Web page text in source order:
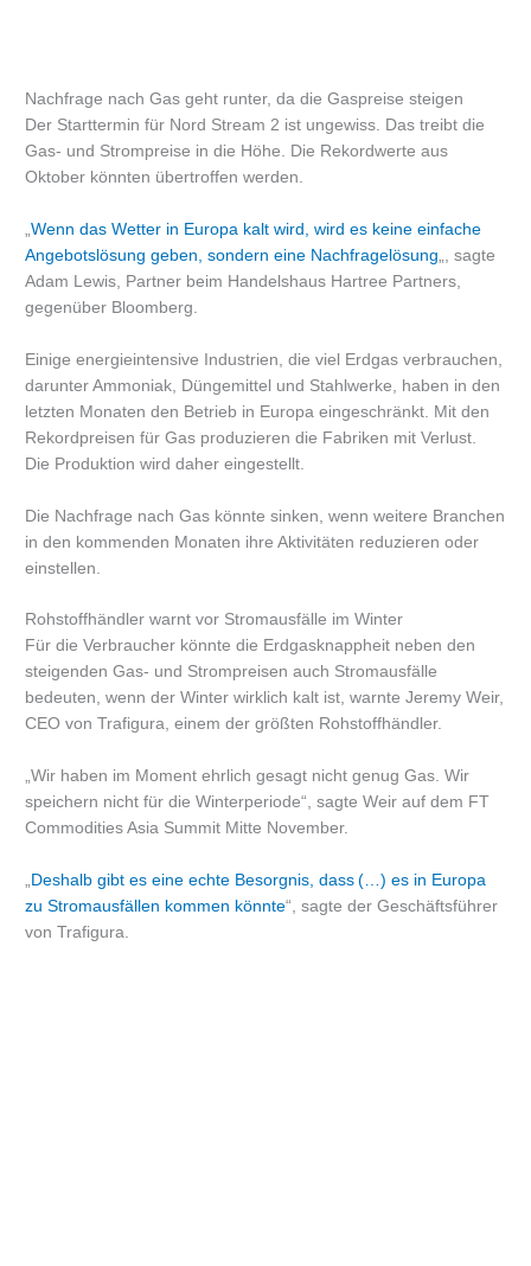
Nachfrage nach Gas geht runter, da die Gaspreise steigen
Der Starttermin für Nord Stream 2 ist ungewiss. Das treibt die
Gas- und Strompreise in die Höhe. Die Rekordwerte aus
Oktober könnten übertroffen werden.
„Wenn das Wetter in Europa kalt wird, wird es keine einfache
Angebotslösung geben, sondern eine Nachfragelösung „, sagte
Adam Lewis, Partner beim Handelshaus Hartree Partners,
gegenüber Bloomberg.
Einige energieintensive Industrien, die viel Erdgas verbrauchen,
darunter Ammoniak, Düngemittel und Stahlwerke, haben in den
letzten Monaten den Betrieb in Europa eingeschränkt. Mit den
Rekordpreisen für Gas produzieren die Fabriken mit Verlust.
Die Produktion wird daher eingestellt.
Die Nachfrage nach Gas könnte sinken, wenn weitere Branchen
in den kommenden Monaten ihre Aktivitäten reduzieren oder
einstellen.
Rohstoffhändler warnt vor Stromausfälle im Winter
Für die Verbraucher könnte die Erdgasknappheit neben den
steigenden Gas- und Strompreisen auch Stromausfälle
bedeuten, wenn der Winter wirklich kalt ist, warnte Jeremy Weir,
CEO von Trafigura, einem der größten Rohstoffhändler.
„Wir haben im Moment ehrlich gesagt nicht genug Gas. Wir
speichern nicht für die Winterperiode“, sagte Weir auf dem FT
Commodities Asia Summit Mitte November.
„ Deshalb gibt es eine echte Besorgnis, dass (…) es in Europa
zu Stromausfällen kommen könnte“, sagte der Geschäftsführer
von Trafigura.